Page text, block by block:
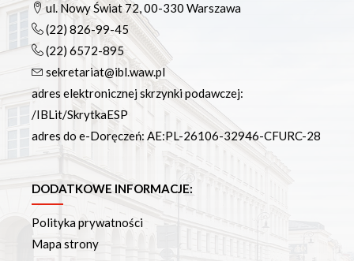
ul. Nowy Świat 72, 00-330 Warszawa
(22) 826-99-45
(22) 6572-895
sekretariat@ibl.waw.pl
adres elektronicznej skrzynki podawczej:
/IBLit/SkrytkaESP
adres do e-Doręczeń: AE:PL-26106-32946-CFURC-28
DODATKOWE INFORMACJE:
Polityka prywatności
Mapa strony